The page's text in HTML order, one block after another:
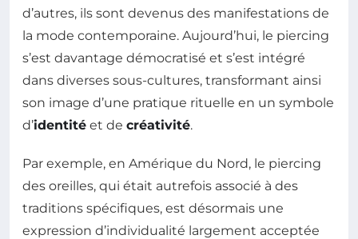
d’autres, ils sont devenus des manifestations de
la mode contemporaine. Aujourd’hui, le piercing
s’est davantage démocratisé et s’est intégré
dans diverses sous-cultures, transformant ainsi
son image d’une pratique rituelle en un symbole
d’identité et de créativité.
Par exemple, en Amérique du Nord, le piercing
des oreilles, qui était autrefois associé à des
traditions spécifiques, est désormais une
expression d’individualité largement acceptée